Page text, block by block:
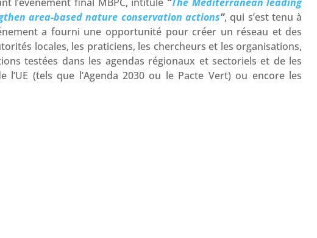
area-based nature conservation actions”, qui s’est tenu à
a fourni une opportunité pour créer un réseau et des
locales, les praticiens, les chercheurs et les organisations,
testées dans les agendas régionaux et sectoriels et de les
(tels que l’Agenda 2030 ou le Pacte Vert) ou encore les